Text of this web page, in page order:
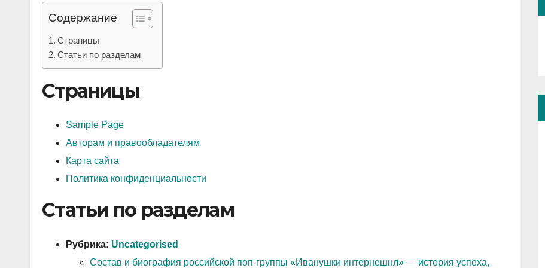
Содержание
Страницы
Статьи по разделам
Страницы
Sample Page
Авторам и правообладателям
Карта сайта
Политика конфиденциальности
Статьи по разделам
Рубрика: Uncategorised
Состав и биография российской поп-группы «Иванушки интернешнл» — история успеха,